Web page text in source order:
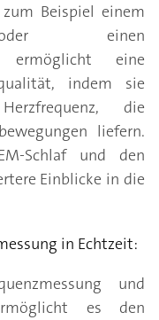
Beispiel einem
oder einen
ermöglicht eine
indem sie
die
liefern.
Schlaf und den
Einblicke in die
in Echtzeit:
und
es den